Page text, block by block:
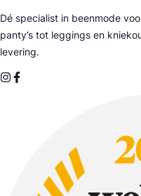
Dé specialist in beenmode
panty’s tot leggings en
levering.